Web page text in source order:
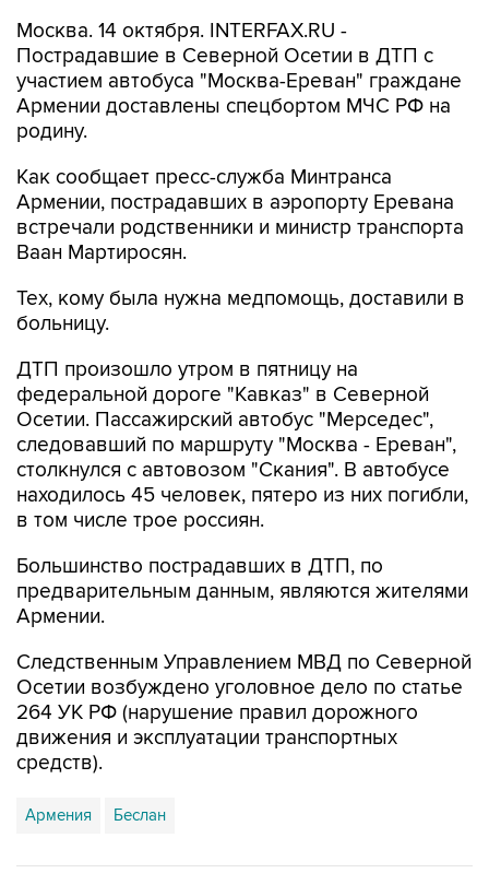
Москва. 14 октября. INTERFAX.RU -
Пострадавшие в Северной Осетии в ДТП с
участием автобуса "Москва-Ереван" граждане
Армении доставлены спецбортом МЧС РФ на
родину.
Как сообщает пресс-служба Минтранса
Армении, пострадавших в аэропорту Еревана
встречали родственники и министр транспорта
Ваан Мартиросян.
Тех, кому была нужна медпомощь, доставили в
больницу.
ДТП произошло утром в пятницу на
федеральной дороге "Кавказ" в Северной
Осетии. Пассажирский автобус "Мерседес",
следовавший по маршруту "Москва - Ереван",
столкнулся с автовозом "Скания". В автобусе
находилось 45 человек, пятеро из них погибли,
в том числе трое россиян.
Большинство пострадавших в ДТП, по
предварительным данным, являются жителями
Армении.
Следственным Управлением МВД по Северной
Осетии возбуждено уголовное дело по статье
264 УК РФ (нарушение правил дорожного
движения и эксплуатации транспортных
средств).
Армения Беслан